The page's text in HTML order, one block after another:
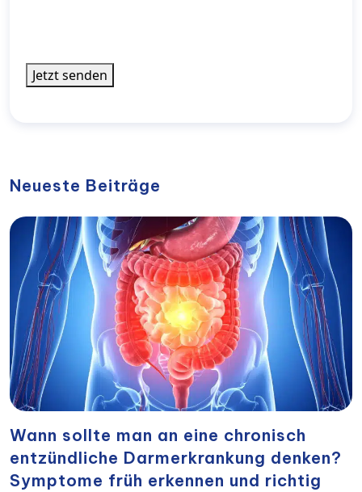
Jetzt senden
Neueste Beiträge
Wann sollte man an eine chronisch
entzündliche Darmerkrankung denken?
Symptome früh erkennen und richtig